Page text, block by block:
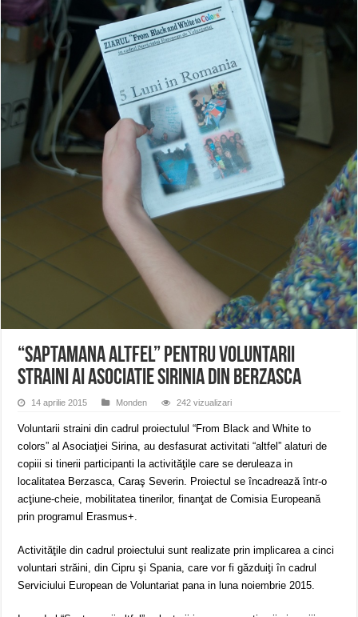
ANUNȚ OPRIRE APĂ în Reșița, cartier Țerova – avarie – 04.08.2026
ANUNȚ OPRIRE APĂ în Reșița – avarie – 03.08.2026 – Calea Caransebeșului
“Saptamana Altfel” pentru voluntarii
straini ai Asociatie Sirinia din Berzasca
14 aprilie 2015 Monden 242 vizualizari
Voluntarii straini din cadrul proiectulul “From Black and White to
colors” al Asociaţiei Sirina, au desfasurat activitati “altfel” alaturi de
copiii si tinerii participanti la activităţile care se deruleaza in
localitatea Berzasca, Caraş Severin. Proiectul se încadrează într-o
acţiune-cheie, mobilitatea tinerilor, finanţat de Comisia Europeană
prin programul Erasmus+.
Activităţile din cadrul proiectului sunt realizate prin implicarea a cinci
voluntari străini, din Cipru şi Spania, care vor fi găzduiţi în cadrul
Serviciului European de Voluntariat pana in luna noiembrie 2015.